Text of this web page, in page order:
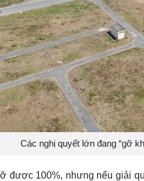
Các nghị quyết lớn đang “gỡ
được 100%, nhưng nếu giải